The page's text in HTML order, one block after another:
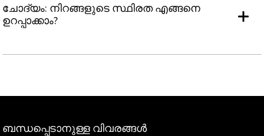
ചോദ്യം: നിറങ്ങളുടെ സ്ഥിരത എങ്ങനെ
ഉറപ്പാക്കാം?
ബന്ധപ്പെടാനുള്ള വിവരങ്ങൾ